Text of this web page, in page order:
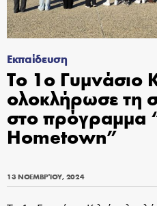
Εκπαίδευση
Το 1ο Γυμνάσιο
ολοκλήρωσε τη
στο πρόγραμμα
Hometown”
13 ΝΟΕΜΒΡΊΟΥ, 2024